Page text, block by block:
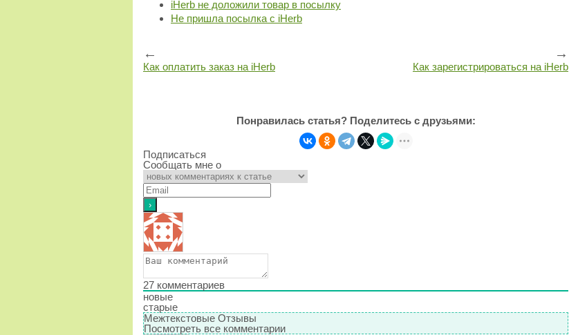
iHerb не доложили товар в посылку
Не пришла посылка с iHerb
← →
Как оплатить заказ на iHerb Как зарегистрироваться на iHerb
Понравилась статья? Поделитесь с друзьями:
Подписаться
Сообщать мне о
27 комментариев
новые
старые
Межтекстовые Отзывы
Посмотреть все комментарии